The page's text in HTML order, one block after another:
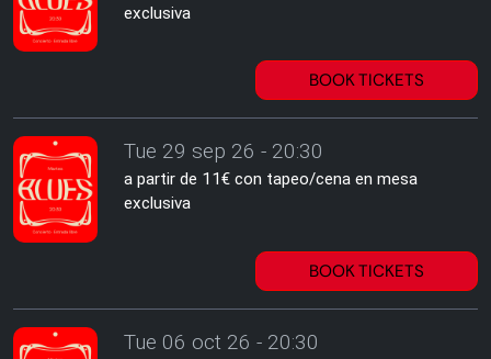
exclusiva
BOOK TICKETS
Tue 29 sep 26 - 20:30
a partir de 11€ con tapeo/cena en mesa
exclusiva
BOOK TICKETS
Tue 06 oct 26 - 20:30